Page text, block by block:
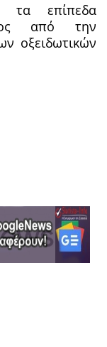
τα επίπεδα
από την
οξειδωτικών